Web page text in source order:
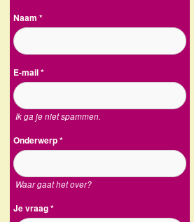
Naam*
E-mail*
Ik ga je niet spammen.
Onderwerp*
Waar gaat het over?
Je vraag*